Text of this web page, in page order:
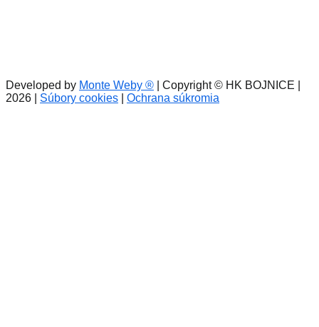
Developed by Monte Weby ® | Copyright © HK BOJNICE |
2026
Súbory cookies Ochrana súkromia